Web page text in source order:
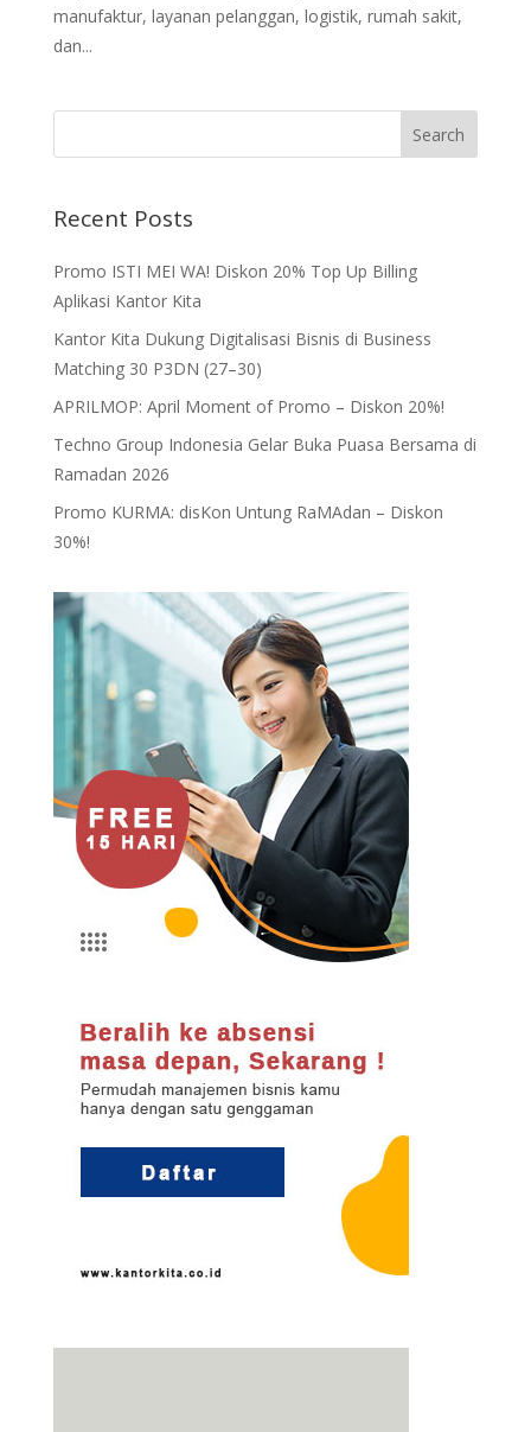
manufaktur, layanan pelanggan, logistik, rumah sakit,
dan...
Recent Posts
Promo ISTI MEI WA! Diskon 20% Top Up Billing
Aplikasi Kantor Kita
Kantor Kita Dukung Digitalisasi Bisnis di Business
Matching 30 P3DN (27–30)
APRILMOP: April Moment of Promo – Diskon 20%!
Techno Group Indonesia Gelar Buka Puasa Bersama di
Ramadan 2026
Promo KURMA: disKon Untung RaMAdan – Diskon
30%!